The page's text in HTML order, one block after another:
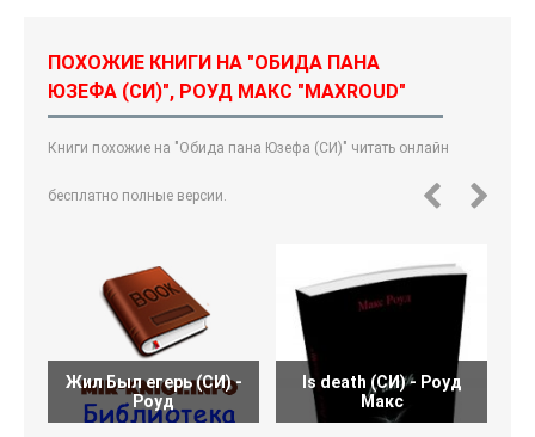
ПОХОЖИЕ КНИГИ НА "ОБИДА ПАНА
ЮЗЕФА (СИ)", РОУД МАКС "MAXROUD"
Книги похожие на "Обида пана Юзефа (СИ)" читать онлайн
бесплатно полные версии.
Жил Был егерь (СИ) -
Роуд
Is death (СИ) - Роуд
Макс